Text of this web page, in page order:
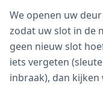
We openen uw
zodat uw slot in de
geen nieuw slot
iets vergeten
inbraak), dan